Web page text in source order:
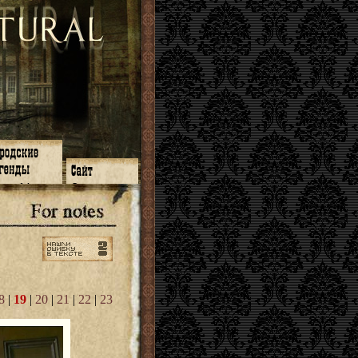
14
13
11
12
9
6
5
⇐ ⇐
О нас
ЧаВо
Поиск
Ссылки
Карта сайта
| 19 | 20 | 21 | 22 | 23